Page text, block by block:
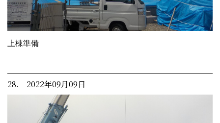
上棟準備
28. 2022年09月09日